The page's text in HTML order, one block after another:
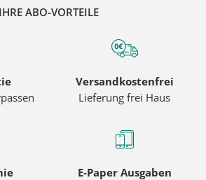
IHRE ABO-VORTEILE
Versandkostenfrei
Lieferung frei Haus
E-Paper Ausgaben